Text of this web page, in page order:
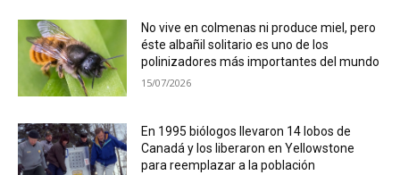
No vive en colmenas ni produce miel, pero
éste albañil solitario es uno de los
polinizadores más importantes del mundo
15/07/2026
En 1995 biólogos llevaron 14 lobos de
Canadá y los liberaron en Yellowstone
para reemplazar a la población